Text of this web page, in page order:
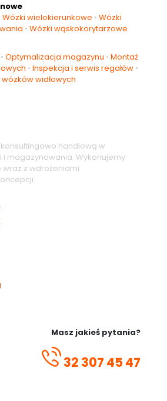
Wózki wielokierunkowe • Wózki
• Wózki wąskokorytarzowe
• Optymalizacja magazynu • Montaż
• Inspekcja i serwis regałów •
widłowych
handlową w
i magazynowania. Wykonujemy
z wdrożeniami
Masz jakieś pytania?
32 307 45 47